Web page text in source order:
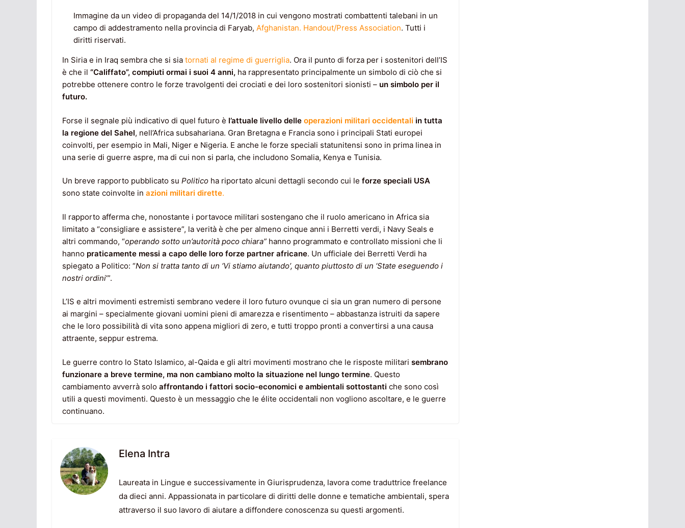
Immagine da un video di propaganda del 14/1/2018 in cui vengono mostrati combattenti talebani in un
campo di addestramento nella provincia di Faryab, Afghanistan. Handout/Press Association. Tutti i
diritti riservati.
In Siria e in Iraq sembra che si sia tornati al regime di guerriglia. Ora il punto di forza per i sostenitori dell’IS
è che il “Califfato”, compiuti ormai i suoi 4 anni, ha rappresentato principalmente un simbolo di ciò che si
potrebbe ottenere contro le forze travolgenti dei crociati e dei loro sostenitori sionisti – un simbolo per il
futuro.
Forse il segnale più indicativo di quel futuro è l’attuale livello delle operazioni militari occidentali in tutta
la regione del Sahel, nell’Africa subsahariana. Gran Bretagna e Francia sono i principali Stati europei
coinvolti, per esempio in Mali, Niger e Nigeria. E anche le forze speciali statunitensi sono in prima linea in
una serie di guerre aspre, ma di cui non si parla, che includono Somalia, Kenya e Tunisia.
Un breve rapporto pubblicato su Politico ha riportato alcuni dettagli secondo cui le forze speciali USA
sono state coinvolte in azioni militari dirette.
Il rapporto afferma che, nonostante i portavoce militari sostengano che il ruolo americano in Africa sia
limitato a “consigliare e assistere”, la verità è che per almeno cinque anni i Berretti verdi, i Navy Seals e
altri commando, “operando sotto un’autorità poco chiara” hanno programmato e controllato missioni che li
hanno praticamente messi a capo delle loro forze partner africane. Un ufficiale dei Berretti Verdi ha
spiegato a Politico: “Non si tratta tanto di un ‘Vi stiamo aiutando’, quanto piuttosto di un ‘State eseguendo i
nostri ordini‘”.
L’IS e altri movimenti estremisti sembrano vedere il loro futuro ovunque ci sia un gran numero di persone
ai margini – specialmente giovani uomini pieni di amarezza e risentimento – abbastanza istruiti da sapere
che le loro possibilità di vita sono appena migliori di zero, e tutti troppo pronti a convertirsi a una causa
attraente, seppur estrema.
Le guerre contro lo Stato Islamico, al-Qaida e gli altri movimenti mostrano che le risposte militari sembrano
funzionare a breve termine, ma non cambiano molto la situazione nel lungo termine. Questo
cambiamento avverrà solo affrontando i fattori socio-economici e ambientali sottostanti che sono così
utili a questi movimenti. Questo è un messaggio che le élite occidentali non vogliono ascoltare, e le guerre
continuano.
Elena Intra
Laureata in Lingue e successivamente in Giurisprudenza, lavora come traduttrice freelance
da dieci anni. Appassionata in particolare di diritti delle donne e tematiche ambientali, spera
attraverso il suo lavoro di aiutare a diffondere conoscenza su questi argomenti.